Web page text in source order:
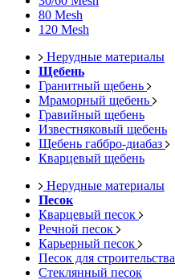
80 Mesh
120 Mesh
Нерудные материалы
Щебень
Гранитный щебень
Мраморный щебень
Гравийный щебень
Известняковый щебень
Щебень габбро-диабаз
Кварцевый щебень
Нерудные материалы
Песок
Кварцевый песок
Речной песок
Карьерный песок
Песок для строительства
Стеклянный песок